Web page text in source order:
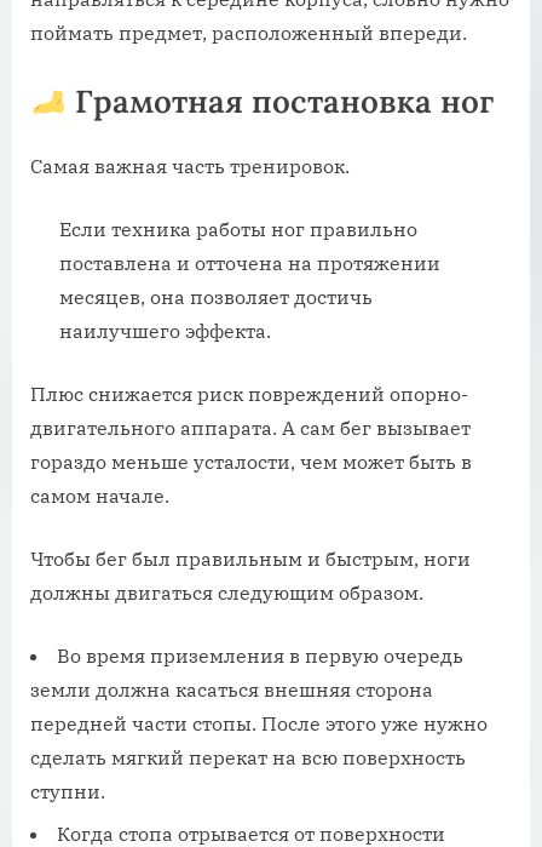
поймать предмет, расположенный впереди.
Грамотная постановка ног
Самая важная часть тренировок.
Если техника работы ног правильно
поставлена и отточена на протяжении
месяцев, она позволяет достичь
наилучшего эффекта.
Плюс снижается риск повреждений опорно-
двигательного аппарата. А сам бег вызывает
гораздо меньше усталости, чем может быть в
самом начале.
Чтобы бег был правильным и быстрым, ноги
должны двигаться следующим образом.
Во время приземления в первую очередь
земли должна касаться внешняя сторона
передней части стопы. После этого уже нужно
сделать мягкий перекат на всю поверхность
ступни.
Когда стопа отрывается от поверхности